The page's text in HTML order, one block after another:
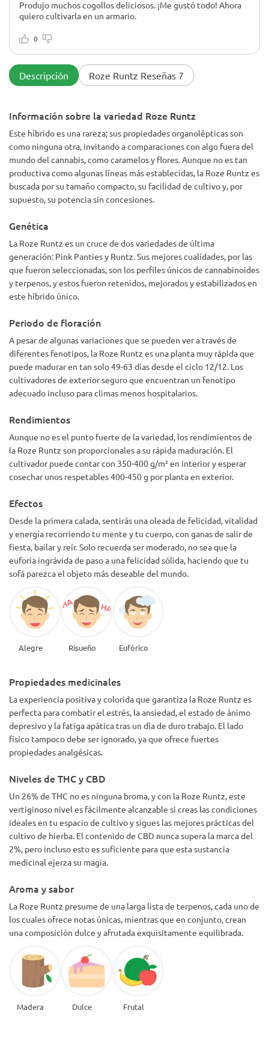
Produjo muchos cogollos deliciosos. ¡Me gustó todo! Ahora
quiero cultivarla en un armario.
0
Descripción Roze Runtz Reseñas 7
Información sobre la variedad Roze Runtz
Este híbrido es una rareza; sus propiedades organolépticas son
como ninguna otra, invitando a comparaciones con algo fuera del
mundo del cannabis, como caramelos y flores. Aunque no es tan
productiva como algunas líneas más establecidas, la Roze Runtz es
buscada por su tamaño compacto, su facilidad de cultivo y, por
supuesto, su potencia sin concesiones.
Genética
La Roze Runtz es un cruce de dos variedades de última
generación: Pink Panties y Runtz. Sus mejores cualidades, por las
que fueron seleccionadas, son los perfiles únicos de cannabinoides
y terpenos, y estos fueron retenidos, mejorados y estabilizados en
este híbrido único.
Periodo de floración
A pesar de algunas variaciones que se pueden ver a través de
diferentes fenotipos, la Roze Runtz es una planta muy rápida que
puede madurar en tan solo 49-63 días desde el ciclo 12/12. Los
cultivadores de exterior seguro que encuentran un fenotipo
adecuado incluso para climas menos hospitalarios.
Rendimientos
Aunque no es el punto fuerte de la variedad, los rendimientos de
la Roze Runtz son proporcionales a su rápida maduración. El
cultivador puede contar con 350-400 g/m² en interior y esperar
cosechar unos respetables 400-450 g por planta en exterior.
Efectos
Desde la primera calada, sentirás una oleada de felicidad, vitalidad
y energía recorriendo tu mente y tu cuerpo, con ganas de salir de
fiesta, bailar y reír. Solo recuerda ser moderado, no sea que la
euforia ingrávida de paso a una felicidad sólida, haciendo que tu
sofá parezca el objeto más deseable del mundo.
Alegre Risueño Eufórico
Propiedades medicinales
La experiencia positiva y colorida que garantiza la Roze Runtz es
perfecta para combatir el estrés, la ansiedad, el estado de ánimo
depresivo y la fatiga apática tras un día de duro trabajo. El lado
físico tampoco debe ser ignorado, ya que ofrece fuertes
propiedades analgésicas.
Niveles de THC y CBD
Un 26% de THC no es ninguna broma, y con la Roze Runtz, este
vertiginoso nivel es fácilmente alcanzable si creas las condiciones
ideales en tu espacio de cultivo y sigues las mejores prácticas del
cultivo de hierba. El contenido de CBD nunca supera la marca del
2%, pero incluso esto es suficiente para que esta sustancia
medicinal ejerza su magia.
Aroma y sabor
La Roze Runtz presume de una larga lista de terpenos, cada uno de
los cuales ofrece notas únicas, mientras que en conjunto, crean
una composición dulce y afrutada exquisitamente equilibrada.
Madera Dulce Frutal